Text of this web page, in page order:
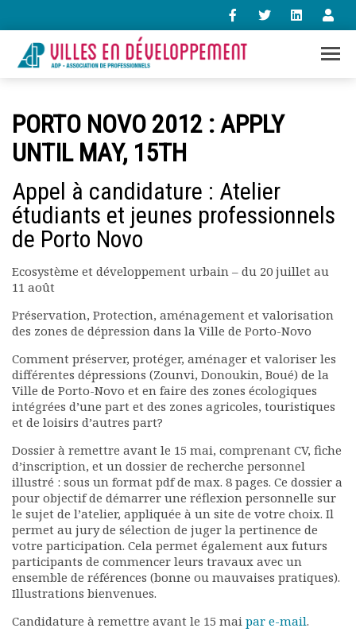
contact@villes-developpement.org
L’association
Qui sommes-nous ?
Présentation vidéo
Statuts de l’association
Vie de l’association
Calendrier des activités
Assemblées générales
Rapports moraux
Rapports financiers
Nous rejoindre
Le bulletin
Présentation du bulletin
Comité de rédaction
Bulletins Villes en
développement
Kiosk
Ressources
Nos actions
Podcast-AdP
Dîners débats
Journées d’études
PORTO NOVO 2012 : APPLY
UNTIL MAY, 15TH
Appel à candidature : Atelier
étudiants et jeunes professionnels
de Porto Novo
Ecosystème et développement urbain – du 20 juillet au
11 août
Préservation, Protection, aménagement et valorisation
des zones de dépression dans la Ville de Porto-Novo
Comment préserver, protéger, aménager et valoriser les
différentes dépressions (Zounvi, Donoukin, Boué) de la
Ville de Porto-Novo et en faire des zones écologiques
intégrées d’une part et des zones agricoles, touristiques
et de loisirs d’autres part?
Dossier à remettre avant le 15 mai, comprenant CV, fiche
d’inscription, et un dossier de recherche personnel
illustré : sous un format pdf de max. 8 pages. Ce dossier a
pour objectif de démarrer une réflexion personnelle sur
le sujet de l’atelier, appliquée à un site de votre choix. Il
permet au jury de sélection de juger la pertinence de
votre participation. Cela permet également aux futurs
participants de commencer leurs travaux avec un
ensemble de références (bonne ou mauvaises pratiques).
Illustrations bienvenues.
Candidature à remettre avant le 15 mai par e-mail.